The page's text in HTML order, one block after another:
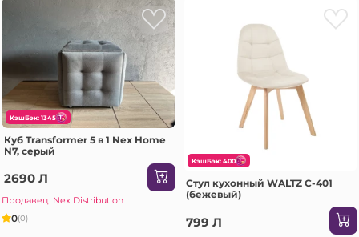
КэшБэк: 1345
Куб Transformer 5 в 1 Nex Home
N7, серый
2690 Л
Продавец: Nex Distribution
0(0)
КэшБэк: 400
Стул кухонный WALTZ C-401
(бежевый)
799 Л